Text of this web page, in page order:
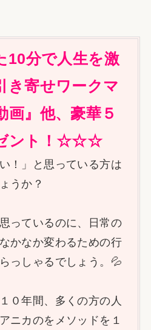
分で人生を激
き寄せワークマ
画』他、豪華５
ント！☆☆☆
！」と思っている方は
うか？
っているのに、日常の
かなか変わるための行
っしゃるでしょう。💦
０年間、多くの方の人
ニカのをメソッドを１